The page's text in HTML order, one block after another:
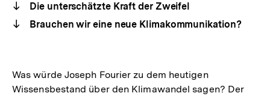
Die unterschätzte Kraft der Zweifel
Brauchen wir eine neue Klimakommunikation?
Was würde Joseph Fourier zu dem heutigen
Wissensbestand über den Klimawandel sagen? Der